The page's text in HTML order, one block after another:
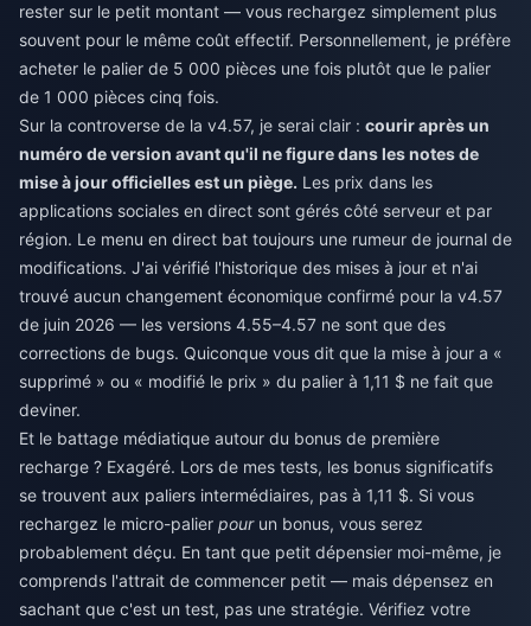
rester sur le petit montant — vous rechargez simplement plus
souvent pour le même coût effectif. Personnellement, je préfère
acheter le palier de 5 000 pièces une fois plutôt que le palier
de 1 000 pièces cinq fois.
Sur la controverse de la v4.57, je serai clair : courir après un
numéro de version avant qu'il ne figure dans les notes de
mise à jour officielles est un piège. Les prix dans les
applications sociales en direct sont gérés côté serveur et par
région. Le menu en direct bat toujours une rumeur de journal de
modifications. J'ai vérifié l'historique des mises à jour et n'ai
trouvé aucun changement économique confirmé pour la v4.57
de juin 2026 — les versions 4.55–4.57 ne sont que des
corrections de bugs. Quiconque vous dit que la mise à jour a «
supprimé » ou « modifié le prix » du palier à 1,11 $ ne fait que
deviner.
Et le battage médiatique autour du bonus de première
recharge ? Exagéré. Lors de mes tests, les bonus significatifs
se trouvent aux paliers intermédiaires, pas à 1,11 $. Si vous
rechargez le micro-palier pourun bonus, vous serez
probablement déçu. En tant que petit dépensier moi-même, je
comprends l'attrait de commencer petit — mais dépensez en
sachant que c'est un test, pas une stratégie. Vérifiez votre